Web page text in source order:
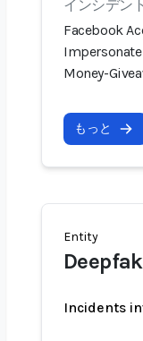
インシデン
Facebook
Money-
もっと
Entity
Incidents